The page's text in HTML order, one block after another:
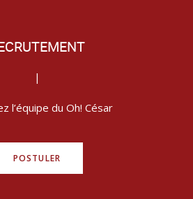
|
l’équipe du Oh! César
POSTULER